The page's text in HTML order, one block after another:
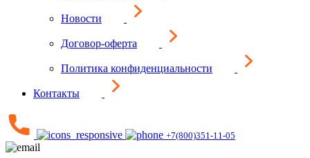
Новости
Договор-оферта
Политика конфиденциальности
Контакты
+7(800)351-11-05